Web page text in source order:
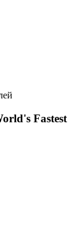
Fastest